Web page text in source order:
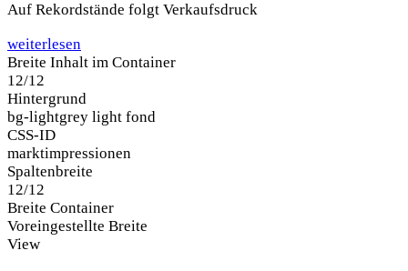
Auf Rekordstände folgt Verkaufsdruck
weiterlesen
Breite Inhalt im Container
12/12
Hintergrund
bg-lightgrey light fond
CSS-ID
marktimpressionen
Spaltenbreite
12/12
Breite Container
Voreingestellte Breite
View